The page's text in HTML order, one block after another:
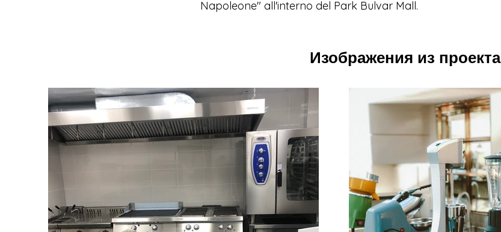
Napoleone" all'interno del Park Bulvar Mall.
Изображения из проекта